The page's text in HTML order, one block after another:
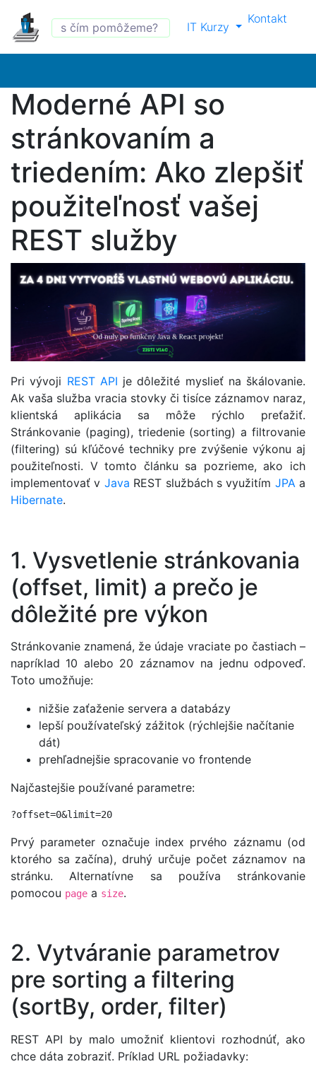
IT Kurzy
Kontakt
Moderné API so
stránkovaním a
triedením: Ako zlepšiť
použiteľnosť vašej
REST služby
Pri vývoji REST API je dôležité myslieť na škálovanie.
Ak vaša služba vracia stovky či tisíce záznamov naraz,
klientská aplikácia sa môže rýchlo preťažiť.
Stránkovanie (paging), triedenie (sorting) a filtrovanie
(filtering) sú kľúčové techniky pre zvýšenie výkonu aj
použiteľnosti. V tomto článku sa pozrieme, ako ich
implementovať v Java REST službách s využitím JPAa
Hibernate.
1. Vysvetlenie stránkovania
(offset, limit) a prečo je
dôležité pre výkon
Stránkovanie znamená, že údaje vraciate po častiach –
napríklad 10 alebo 20 záznamov na jednu odpoveď.
Toto umožňuje:
nižšie zaťaženie servera a databázy
lepší používateľský zážitok (rýchlejšie načítanie
dát)
prehľadnejšie spracovanie vo frontende
Najčastejšie používané parametre:
?offset=0&limit=20
Prvý parameter označuje index prvého záznamu (od
ktorého sa začína), druhý určuje počet záznamov na
stránku. Alternatívne sa používa stránkovanie
pomocou page a size.
2. Vytváranie parametrov
pre sorting a filtering
(sortBy, order, filter)
REST API by malo umožniť klientovi rozhodnúť, ako
chce dáta zobraziť. Príklad URL požiadavky: